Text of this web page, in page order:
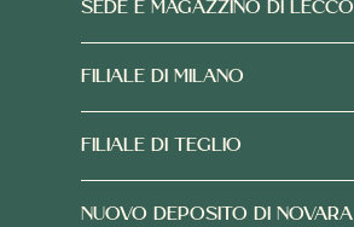
SEDE E MAGAZZINO DI LECCO
FILIALE DI MILANO
FILIALE DI TEGLIO
NUOVO DEPOSITO DI NOVARA